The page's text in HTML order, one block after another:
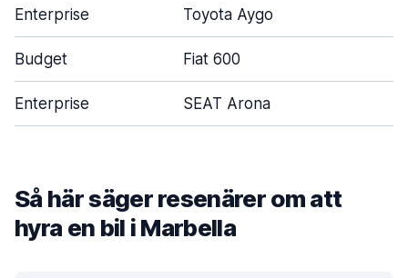
Enterprise Toyota Aygo
Budget Fiat 600
Enterprise SEAT Arona
Så här säger resenärer om att
hyra en bil i Marbella